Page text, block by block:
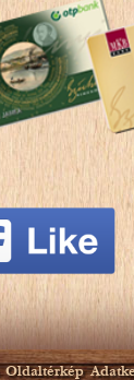
Oldaltérkép